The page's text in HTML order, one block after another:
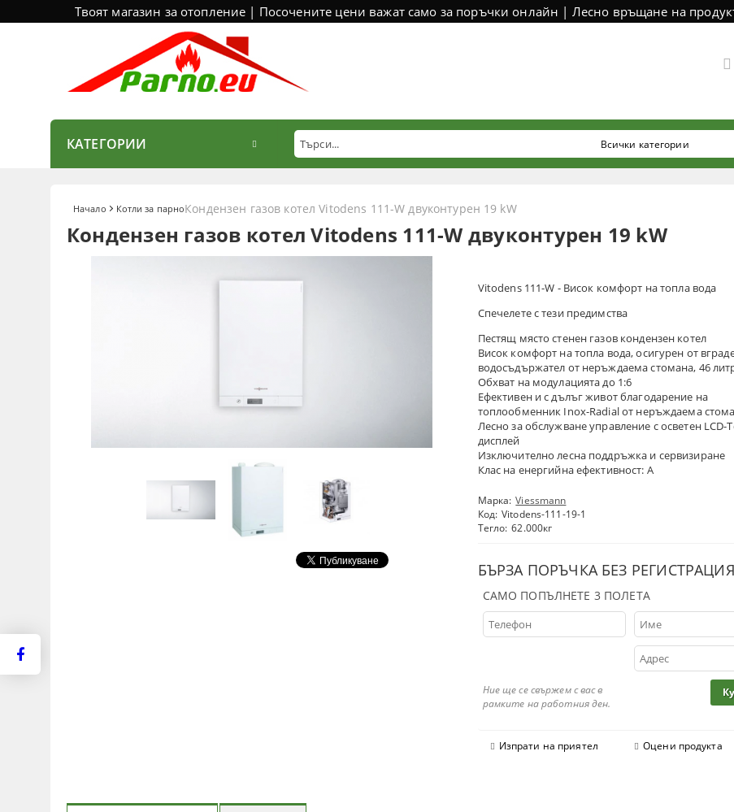
Твоят магазин за отопление | Посочените цени важат само за поръчки онлайн | Лесно връщане на
КАТЕГОРИИ
Начало Котли за парноКондензен газов котел Vitodens 111-W двуконтурен 19 kW
Кондензен газов котел Vitodens 111-W двуконтурен 19 kW
Vitodens 111-W - Висок комфорт на топла вода
Спечелете с тези предимства
Пестящ място стенен газов кондензен котел
Висок комфорт на топла вода, осигурен от
водосъдържател от неръждаема стомана, 46
Обхват на модулацията до 1:6
Ефективен и с дълъг живот благодарение на
топлообменник Inox-Radial от неръждаема
Лесно за обслужване управление с осветен LCD-
дисплей
Изключително лесна поддръжка и сервизиране
Клас на енергийна ефективност: A
Марка: Viessmann
Код: Vitodens-111-19-1
Тегло: 62.000кг
БЪРЗА ПОРЪЧКА БЕЗ РЕГИСТРАЦИЯ
САМО ПОПЪЛНЕТЕ 3 ПОЛЕТА
Ние ще се свържем с вас в
рамките на работния ден.
Изпрати на приятел Оцени продукта